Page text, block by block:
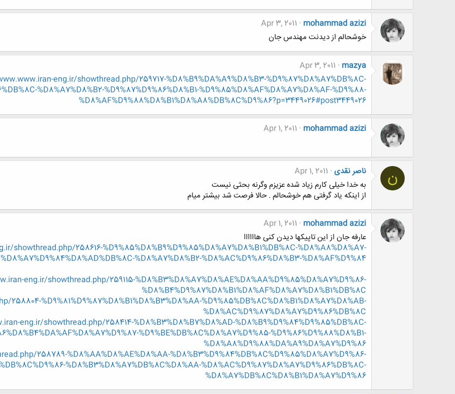
mohammad azizi
Apr 3, 2011
خوشحالم از دیدنت مهندس جان
mazya
Apr 3, 2011
eng.ir/showthread.php/259717-%D8%B9%DA%A9%D8%B3-%D9%87%D8%A7%DB%8C-
%D8%A7%D8%B2-%D9%87%D9%86%D8%B1-%D9%85%D8%AF%D8%A7%D8%AF-%D9%88-
%D8%AF%D9%88%D8%B1%D8%A8%DB%8C%D9%86?p=3449026#post3449026
mohammad azizi
Apr 1, 2011
ن ناصر نقدی Apr 1, 2011
به خدا خیلی کارم زیاد شده عزیزم وگرنه بحثی نیست
از اینکه یاد گرفتی هم خوشحالم . حالا فرصت شد بیشتر میام
mohammad azizi
Apr 1, 2011
عارفه جان از این تاپیکها دیدن کنی هاااااا
258616-%D9%85%D8%B9%D9%85%D8%A7%D8%B1%DB%8C-%D8%A8%D8%A7-
%D8%A7%D8%B2-%D8%AC%D9%86%D8%B3-%D8%AF%D9%84
eng.ir/showthread.php/259115-%D8%B3%D8%A7%D8%AE%D8%AA%D9%85%D8%A7%D9%86-
%D8%B4%D9%87%D8%B1%D8%AF%D8%A7%D8%B1%DB%8C
%D9%81%D9%87%D8%B1%D8%B3%D8%AA-%D9%85%DB%8C%D8%B1%D8%A7%D8%AB-
%D8%AC%D9%87%D8%A7%D9%86%DB%8C
eng.ir/showthread.php/258414-%D8%B3%D8%B7%D8%AD-%D8%B9%D9%84%D9%85%DB%8C-
%D9%BE%DB%8C%D8%A7%D9%85-%D9%86%D9%88%D8%B1-
%D8%A8%D9%88%DA%A9%D8%A7%D9%86
258789-%D8%AA%D8%AE%D8%AA-%D8%B3%D9%84%DB%8C%D9%85%D8%A7%D9%86-
%D8%B3%D8%A7%DB%8C%D8%AA-%D8%AC%D9%87%D8%A7%D9%86%DB%8C-
%D8%A7%DB%8C%D8%B1%D8%A7%D9%86